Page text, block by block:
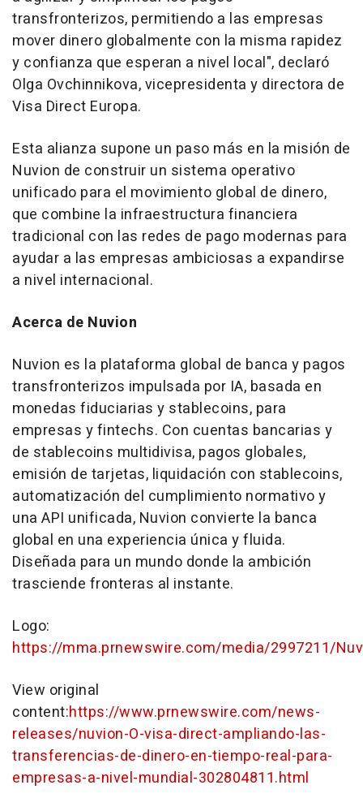
transfronterizos, permitiendo a las empresas
mover dinero globalmente con la misma rapidez
y confianza que esperan a nivel local", declaró
Olga Ovchinnikova, vicepresidenta y directora de
Visa Direct Europa.
Esta alianza supone un paso más en la misión de
Nuvion de construir un sistema operativo
unificado para el movimiento global de dinero,
que combine la infraestructura financiera
tradicional con las redes de pago modernas para
ayudar a las empresas ambiciosas a expandirse
a nivel internacional.
Acerca de Nuvion
Nuvion es la plataforma global de banca y pagos
transfronterizos impulsada por IA, basada en
monedas fiduciarias y stablecoins, para
empresas y fintechs. Con cuentas bancarias y
de stablecoins multidivisa, pagos globales,
emisión de tarjetas, liquidación con stablecoins,
automatización del cumplimiento normativo y
una API unificada, Nuvion convierte la banca
global en una experiencia única y fluida.
Diseñada para un mundo donde la ambición
trasciende fronteras al instante.
Logo:
https://mma.prnewswire.com/media/2997211/
View original
content:https://www.prnewswire.com/news-
releases/nuvion-O-visa-direct-ampliando-las-
transferencias-de-dinero-en-tiempo-real-para-
empresas-a-nivel-mundial-302804811.html